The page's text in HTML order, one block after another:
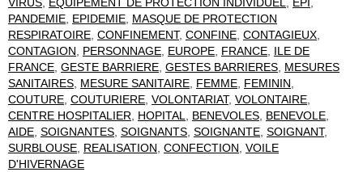
VIRUS, EQUIPEMENT DE PROTECTION INDIVIDUEL, EPI,
PANDEMIE, EPIDEMIE, MASQUE DE PROTECTION
RESPIRATOIRE, CONFINEMENT, CONFINE, CONTAGIEUX,
CONTAGION, PERSONNAGE, EUROPE, FRANCE, ILE DE
FRANCE, GESTE BARRIERE, GESTES BARRIERES, MESURES
SANITAIRES, MESURE SANITAIRE, FEMME, FEMININ,
COUTURE, COUTURIERE, VOLONTARIAT, VOLONTAIRE,
CENTRE HOSPITALIER, HOPITAL, BENEVOLES, BENEVOLE,
AIDE, SOIGNANTES, SOIGNANTS, SOIGNANTE, SOIGNANT,
SURBLOUSE, REALISATION, CONFECTION, VOILE
D'HIVERNAGE